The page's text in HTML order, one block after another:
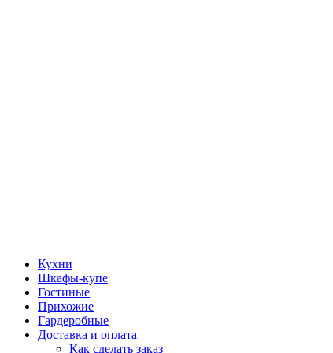
Кухни
Шкафы-купе
Гостиные
Прихожие
Гардеробные
Доставка и оплата
Как сделать заказ